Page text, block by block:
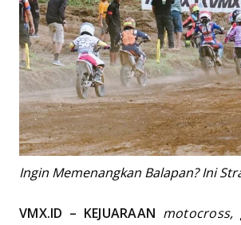
Ingin Memenangkan Balapan? Ini
VMX.ID – KEJUARAAN